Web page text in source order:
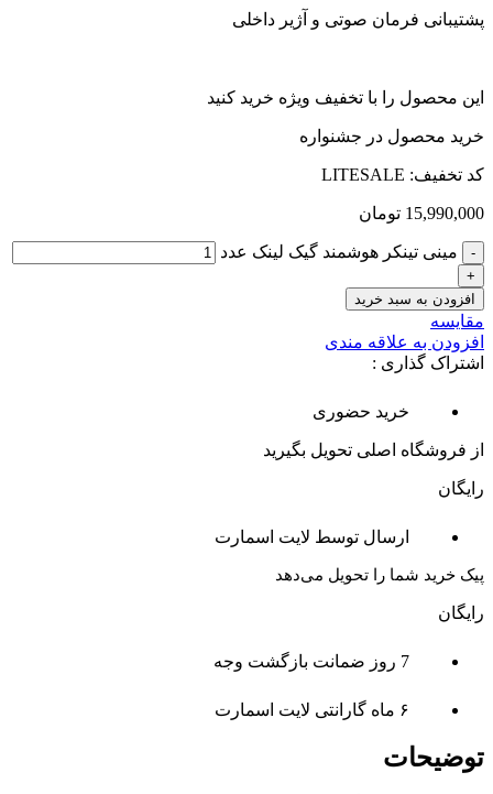
پشتیبانی فرمان صوتی و آژیر داخلی
این محصول را با تخفیف ویژه خرید کنید
خرید محصول در جشنواره
کد تخفیف: LITESALE
15,990,000 تومان
مینی تینکر هوشمند گیک لینک عدد
افزودن به سبد خرید
مقایسه
افزودن به علاقه مندی
اشتراک گذاری :
خرید حضوری
از فروشگاه اصلی تحویل بگیرید
رایگان
ارسال توسط لایت اسمارت
پیک خرید شما را تحویل می‌دهد
رایگان
7 روز ضمانت بازگشت وجه
۶ ماه گارانتی لایت اسمارت
توضیحات